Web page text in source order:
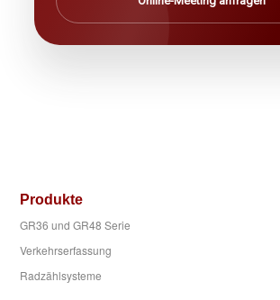
Produkte
GR36 und GR48 Serie
Verkehrserfassung
Radzählsysteme